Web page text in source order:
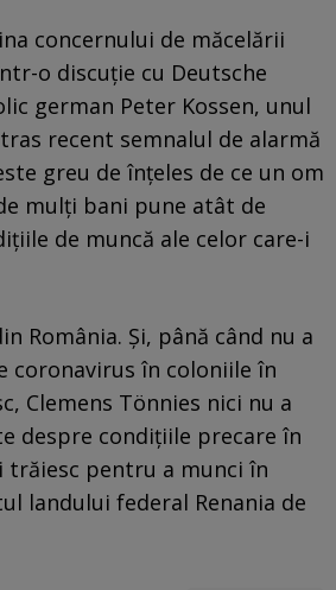
concernului de măcelării
o discuție cu Deutsche
german Peter Kossen, unul
recent semnalul de alarmă
greu de înțeles de ce un om
mulți bani pune atât de
de muncă ale celor care-i
România. Și, până când nu a
coronavirus în coloniile în
Clemens Tönnies nici nu a
despre condițiile precare în
trăiesc pentru a munci în
landului federal Renania de